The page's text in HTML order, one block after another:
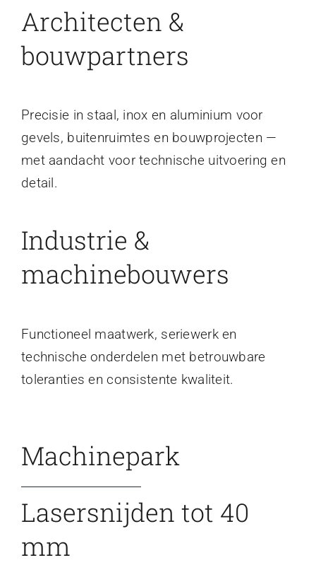
Architecten &
bouwpartners
Precisie in staal, inox en aluminium voor
gevels, buitenruimtes en bouwprojecten —
met aandacht voor technische uitvoering en
detail.
Industrie &
machinebouwers
Functioneel maatwerk, seriewerk en
technische onderdelen met betrouwbare
toleranties en consistente kwaliteit.
Machinepark
Lasersnijden tot 40
mm